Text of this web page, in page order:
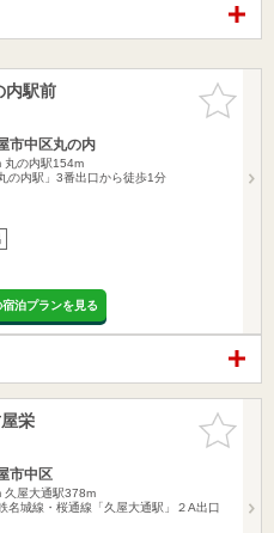
お気に入
りに追加
内駅前
市中区丸の内
丸の内駅154m
の内駅」3番出口から徒歩1分
泊プランを見る
お気に入
りに追加
栄
市中区
久屋大通駅378m
名城線・桜通線「久屋大通駅」２A出口